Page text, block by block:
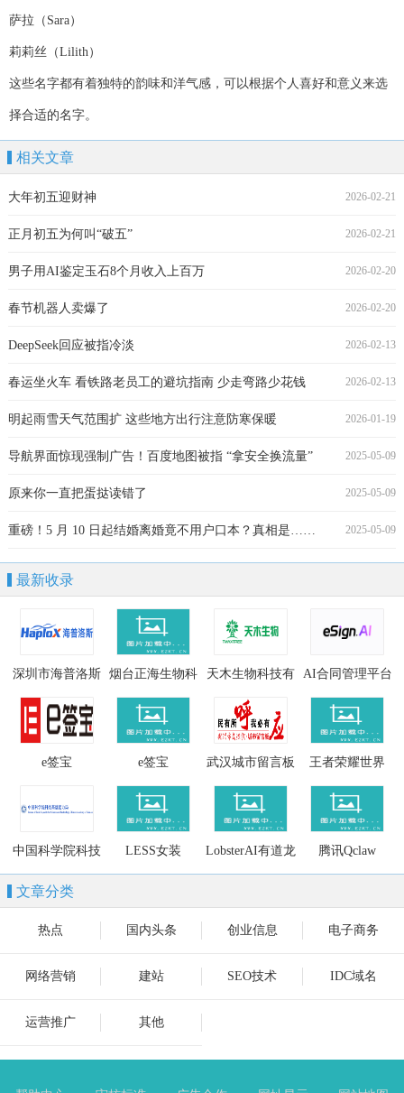
萨拉（Sara）
莉莉丝（Lilith）
这些名字都有着独特的韵味和洋气感，可以根据个人喜好和意义来选
择合适的名字。
相关文章
2026-02-21
大年初五迎财神
2026-02-21
正月初五为何叫“破五”
2026-02-20
男子用AI鉴定玉石8个月收入上百万
2026-02-20
春节机器人卖爆了
2026-02-13
DeepSeek回应被指冷淡
2026-02-13
春运坐火车 看铁路老员工的避坑指南 少走弯路少花钱
2026-01-19
明起雨雪天气范围扩 这些地方出行注意防寒保暖
2025-05-09
导航界面惊现强制广告！百度地图被指 “拿安全换流量”
2025-05-09
原来你一直把蛋挞读错了
2025-05-09
重磅！5 月 10 日起结婚离婚竟不用户口本？真相是……
最新收录
深圳市海普洛斯
生物科技有限公
烟台正海生物科
技股份有限公司
天木生物科技有
限公司
AI合同管理平台
e签宝 e签宝 武汉城市留言板 王者荣耀世界
中国科学院科技
基础能力局
LESS女装 LobsterAI有道龙 腾讯Qclaw
文章分类
热点 国内头条 创业信息 电子商务
网络营销 建站 SEO技术 IDC域名
运营推广 其他